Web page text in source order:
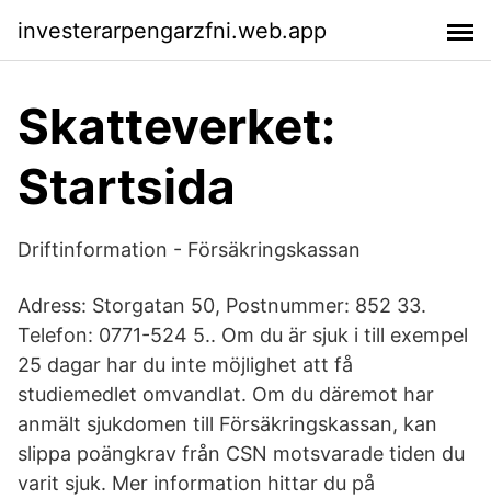
investerarpengarzfni.web.app
Skatteverket:
Startsida
Driftinformation - Försäkringskassan
Adress: Storgatan 50, Postnummer: 852 33.
Telefon: 0771-524 5.. Om du är sjuk i till exempel
25 dagar har du inte möjlighet att få
studiemedlet omvandlat. Om du däremot har
anmält sjukdomen till Försäkringskassan, kan
slippa poängkrav från CSN motsvarade tiden du
varit sjuk. Mer information hittar du på